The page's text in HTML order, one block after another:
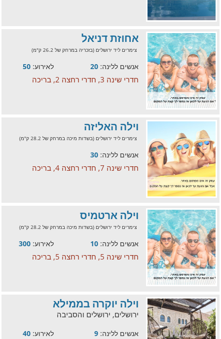
אחוזת דניאל
צימרים ליד ירושלים (בזכריה במרחק של 26.2 ק"מ)
אנשים ללינה: 20 לאירוע: 50
חדרי שינה 3, חדרי רחצה 2, בריכה
וילה האליזה
צימרים ליד ירושלים (בשדות מיכה במרחק של 28.2 ק"מ)
אנשים ללינה: 30
חדרי שינה 7, חדרי רחצה 4, בריכה
וילה ארטמיס
צימרים ליד ירושלים (בשדות מיכה במרחק של 28.2 ק"מ)
אנשים ללינה: 10 לאירוע: 300
חדרי שינה 5, חדרי רחצה 5, בריכה
וילה יוקרה בממילא
ירושלים, ירושלים והסביבה
אנשים ללינה: 9 לאירוע: 40